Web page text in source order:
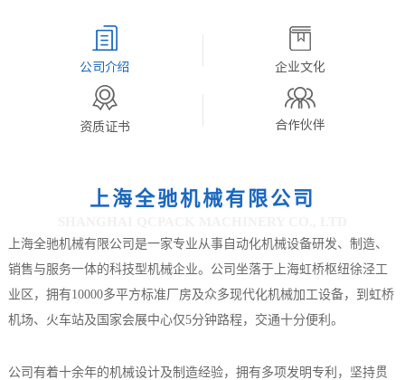
公司介绍 企业文化
资质证书 合作伙伴
上海全驰机械有限公司
上海全驰机械有限公司是一家专业从事自动化机械设备研发、制造、
销售与服务一体的科技型机械企业。公司坐落于上海虹桥枢纽徐泾工
业区，拥有10000多平方标准厂房及众多现代化机械加工设备，到虹桥
机场、火车站及国家会展中心仅5分钟路程，交通十分便利。
公司有着十余年的机械设计及制造经验，拥有多项发明专利，坚持贯